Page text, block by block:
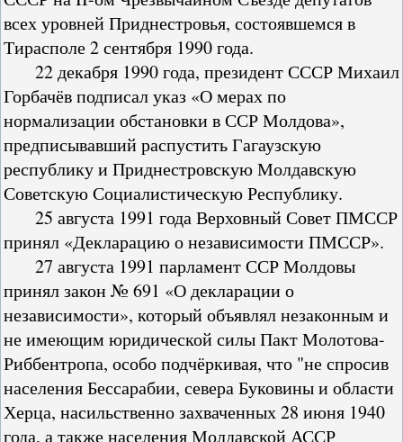
всех уровней Приднестровья, состоявшемся в
Тирасполе 2 сентября 1990 года.
22 декабря 1990 года, президент СССР Михаил
Горбачёв подписал указ «О мерах по
нормализации обстановки в ССР Молдова»,
предписывавший распустить Гагаузскую
республику и Приднестровскую Молдавскую
Советскую Социалистическую Республику.
25 августа 1991 года Верховный Совет ПМССР
принял «Декларацию о независимости ПМССР».
27 августа 1991 парламент ССР Молдовы
принял закон № 691 «О декларации о
независимости», который объявлял незаконным и
не имеющим юридической силы Пакт Молотова-
Риббентропа, особо подчёркивая, что "не спросив
населения Бессарабии, севера Буковины и области
Херца, насильственно захваченных 28 июня 1940
года, а также населения Молдавской АССР